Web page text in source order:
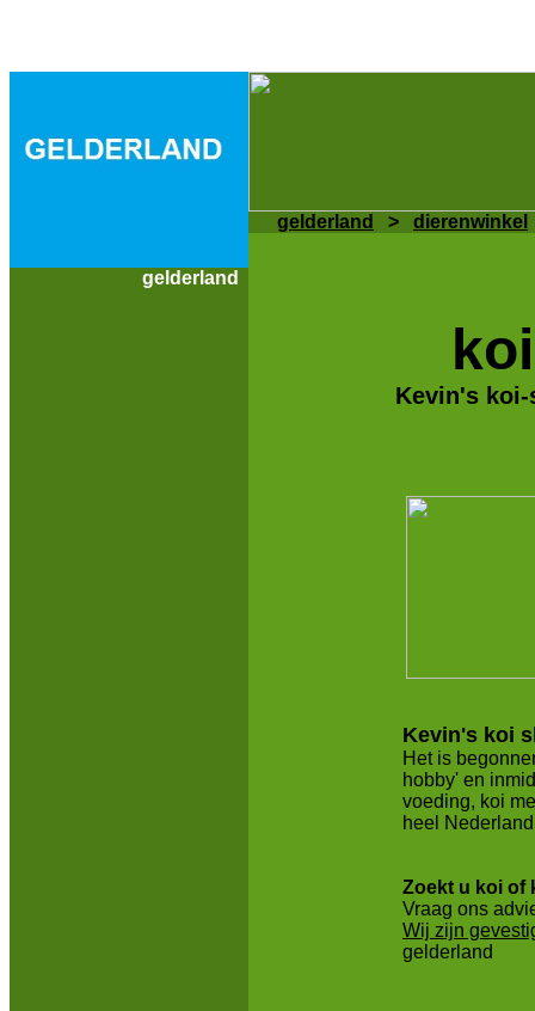
gelderland
gelderland > dierenwinkel
Kevin's
Kevin's koi
Het is
hobby' en
voeding, koi
heel
Zoekt u koi of
Vraag ons
Wij zijn
gelderland